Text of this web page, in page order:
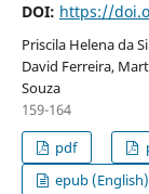
DOI: https://
Priscila Helena da
David Ferreira,
Souza
159-164
pdf
epub (English)